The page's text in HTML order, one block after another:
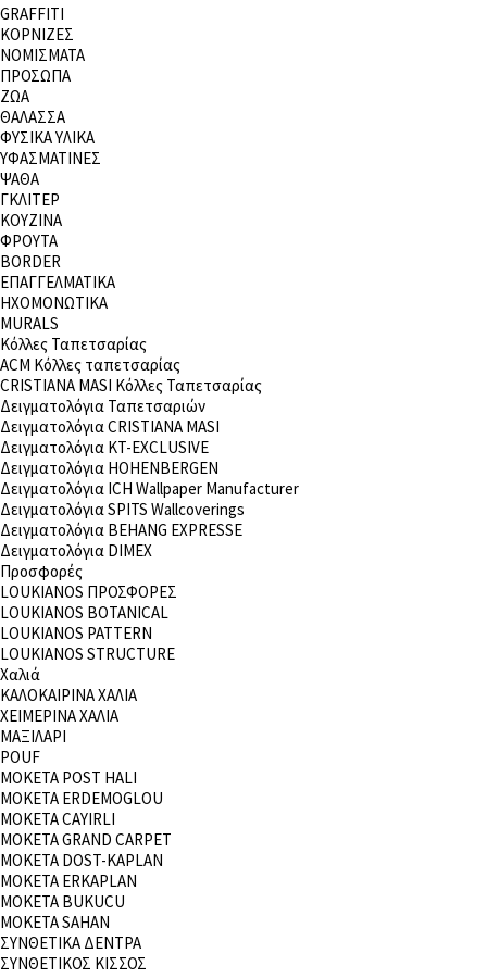
GRAFFITI
ΚΟΡΝΙΖΕΣ
ΝΟΜΙΣΜΑΤΑ
ΠΡΟΣΩΠΑ
ΖΩΑ
ΘΑΛΑΣΣΑ
ΦΥΣΙΚΑ ΥΛΙΚΑ
ΥΦΑΣΜΑΤΙΝΕΣ
ΨΑΘΑ
ΓΚΛΙΤΕΡ
ΚΟΥΖΙΝΑ
ΦΡΟΥΤΑ
BORDER
ΕΠΑΓΓΕΛΜΑΤΙΚΑ
ΗΧΟΜΟΝΩΤΙΚΑ
MURALS
Κόλλες Ταπετσαρίας
ACM Κόλλες ταπετσαρίας
CRISTIANA MASI Κόλλες Ταπετσαρίας
Δειγματολόγια Ταπετσαριών
Δειγματολόγια CRISTIANA MASI
Δειγματολόγια KT-EXCLUSIVE
Δειγματολόγια HOHENBERGEN
Δειγματολόγια ICH Wallpaper Manufacturer
Δειγματολόγια SPITS Wallcoverings
Δειγματολόγια BEHANG EXPRESSE
Δειγματολόγια DIMEX
Προσφορές
LOUKIANOS ΠΡΟΣΦΟΡΕΣ
LOUKIANOS BOTANICAL
LOUKIANOS PATTERN
LOUKIANOS STRUCTURE
Χαλιά
ΚΑΛΟΚΑΙΡΙΝΑ ΧΑΛΙΑ
ΧΕΙΜΕΡΙΝΑ ΧΑΛΙΑ
ΜΑΞΙΛΑΡΙ
POUF
MOKETA POST HALI
ΜΟΚΕΤΑ ERDEMOGLOU
ΜΟΚΕΤΑ CAYIRLI
ΜΟΚΕΤΑ GRAND CARPET
MOKETA DOST-KAPLAN
ΜΟΚΕΤΑ ERKAPLAN
MOKETA BUKUCU
ΜΟΚΕΤΑ SAHAN
ΣΥΝΘΕΤΙΚΑ ΔΕΝΤΡΑ
ΣΥΝΘΕΤΙΚΟΣ ΚΙΣΣΟΣ